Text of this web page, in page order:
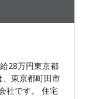
28万円東京都
東京都町田市
社です。 住宅